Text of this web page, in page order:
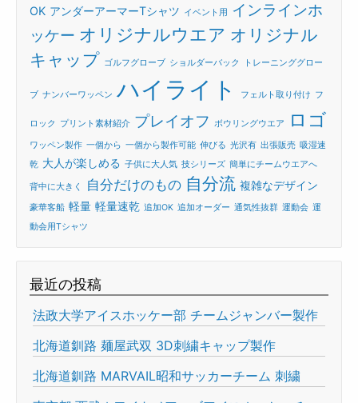
OK アンダーアーマーTシャツ イベント用
インラインホ
ッケー オリジナルウエア オリジナル
キャップ ゴルフグローブ ショルダーバック トレーニンググロー
ブ ナンバーワッペン ハイライト フェルト取り付け フ
ロック プリント素材紹介 プレイオフ ボウリングウエア ロゴ
ワッペン製作 一個から 一個から製作可能 伸びる 光沢有 出張販売 吸湿速
乾 大人が楽しめる 子供に大人気 技シリーズ 簡単にチームウエアへ
背中に大きく 自分だけのもの 自分流 複雑なデザイン
豪華客船 軽量 軽量速乾 追加OK 追加オーダー 通気性抜群 運動会 運
動会用Tシャツ
最近の投稿
法政大学アイスホッケー部 チームジャンバー製作
北海道釧路 麺屋武双 3D刺繍キャップ製作
北海道釧路 MARVAIL昭和サッカーチーム 刺繍